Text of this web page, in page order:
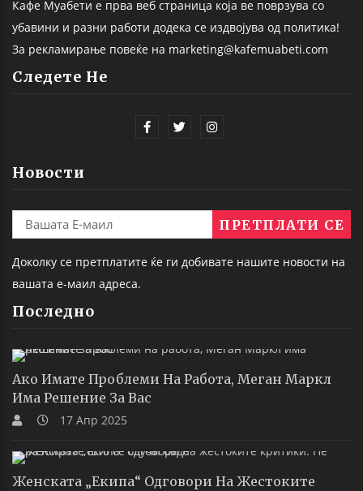
Кафе Муабети е прва веб страница која ве поврзува со
убавини и разни работи додека се издвојува од политика!
За рекламирање повеќе на marketing@kafemuabeti.com
Следете Не
Новости
Доколку се претплатите ќе ги добивате нашите новости на
вашата е-маил адреса.
Последно
Ако Имате Проблеми На Работа, Меган Маркл
Има Решение За Вас
17 Апр 2025
Женската „екипа“ Одговори На Жестоките